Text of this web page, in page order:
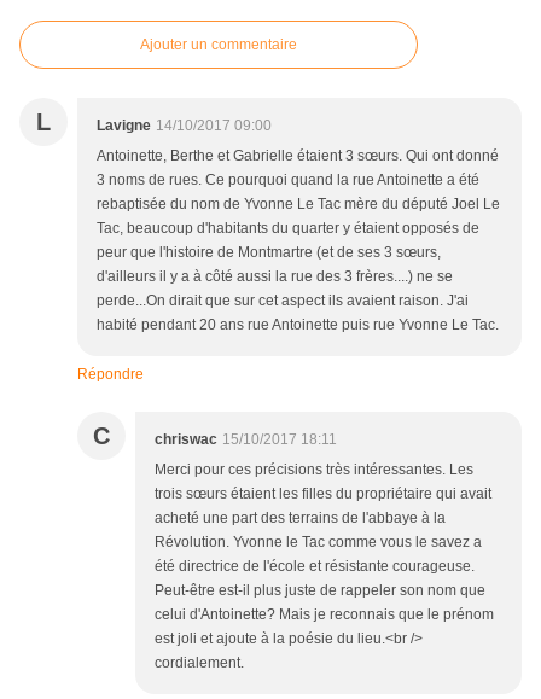
Ajouter un commentaire
L Lavigne 14/10/2017 09:00
Antoinette, Berthe et Gabrielle étaient 3 sœurs. Qui ont donné
3 noms de rues. Ce pourquoi quand la rue Antoinette a été
rebaptisée du nom de Yvonne Le Tac mère du député Joel Le
Tac, beaucoup d'habitants du quarter y étaient opposés de
peur que l'histoire de Montmartre (et de ses 3 sœurs,
d'ailleurs il y a à côté aussi la rue des 3 frères....) ne se
perde...On dirait que sur cet aspect ils avaient raison. J'ai
habité pendant 20 ans rue Antoinette puis rue Yvonne Le Tac.
Répondre
C chriswac 15/10/2017 18:11
Merci pour ces précisions très intéressantes. Les
trois sœurs étaient les filles du propriétaire qui avait
acheté une part des terrains de l'abbaye à la
Révolution. Yvonne le Tac comme vous le savez a
été directrice de l'école et résistante courageuse.
Peut-être est-il plus juste de rappeler son nom que
celui d'Antoinette? Mais je reconnais que le prénom
est joli et ajoute à la poésie du lieu.<br />
cordialement.